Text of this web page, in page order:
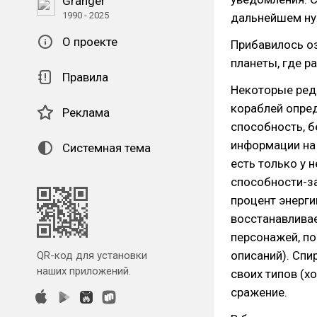
1990 - 2025
О проекте
Правила
Реклама
Системная тема
QR-код для установки
наших приложений.
дальнейшем
Прибавилось
планеты, где
Некоторые
кораблей
способность,
информации
есть только у
способности-
процент
персонажей,
описаний).
своих типов
сражение.